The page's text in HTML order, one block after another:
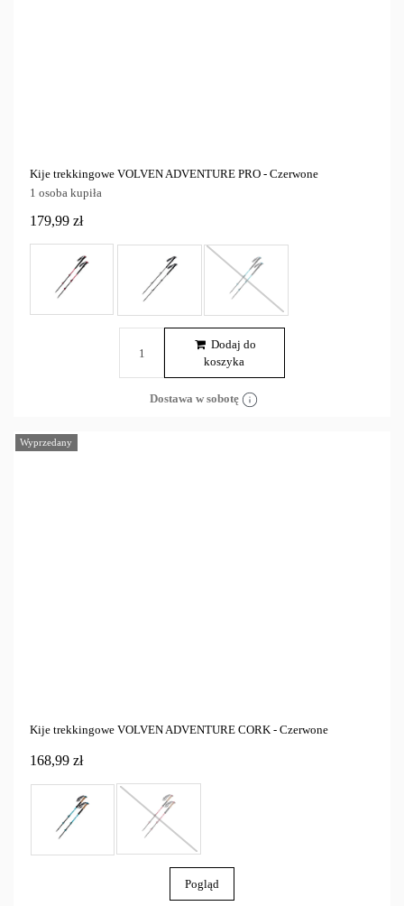
Kije trekkingowe VOLVEN ADVENTURE PRO - Czerwone
1 osoba kupiła
179,99 zł
Dodaj do
koszyka
Dostawa w sobotę
Wyprzedany
Kije trekkingowe VOLVEN ADVENTURE CORK - Czerwone
168,99 zł
Pogląd